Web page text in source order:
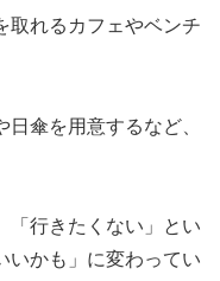
取れるカフェやベンチ
傘を用意するなど、
「行きたくない」とい
いかも」に変わってい